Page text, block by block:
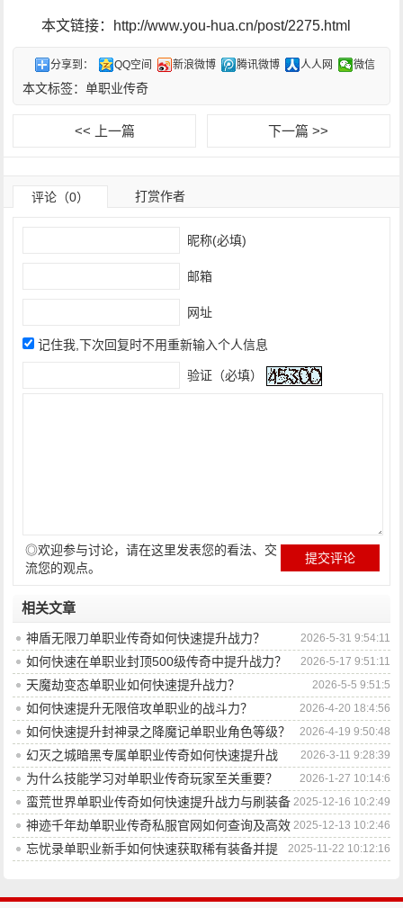
本文链接：http://www.you-hua.cn/post/2275.html
分享到： QQ空间 新浪微博 腾讯微博 人人网 微信
本文标签：单职业传奇
<< 上一篇 下一篇 >>
评论（0） 打赏作者
昵称(必填)
邮箱
网址
记住我,下次回复时不用重新输入个人信息
验证（必填）
◎欢迎参与讨论，请在这里发表您的看法、交
流您的观点。
相关文章
2026-5-31 9:54:11
神盾无限刀单职业传奇如何快速提升战力？
2026-5-17 9:51:11
如何快速在单职业封顶500级传奇中提升战力？
2026-5-5 9:51:5
天魔劫变态单职业如何快速提升战力？
2026-4-20 18:4:56
如何快速提升无限倍攻单职业的战斗力？
2026-4-19 9:50:48
如何快速提升封神录之降魔记单职业角色等级？
2026-3-11 9:28:39
幻灭之城暗黑专属单职业传奇如何快速提升战
力？
2026-1-27 10:14:6
为什么技能学习对单职业传奇玩家至关重要？
2025-12-16 10:2:49
蛮荒世界单职业传奇如何快速提升战力与刷装备
技巧？
2025-12-13 10:2:46
神迹千年劫单职业传奇私服官网如何查询及高效
升级攻略解析？
2025-11-22 10:12:16
忘忧录单职业新手如何快速获取稀有装备并提